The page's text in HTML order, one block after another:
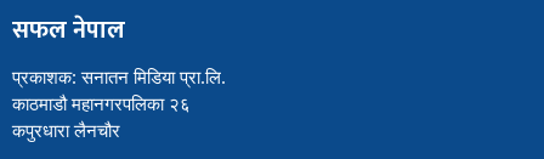
सफल नेपाल
प्रकाशक: सनातन मिडिया प्रा.लि.
काठमाडौ महानगरपलिका २६
कपुरधारा लैनचौर